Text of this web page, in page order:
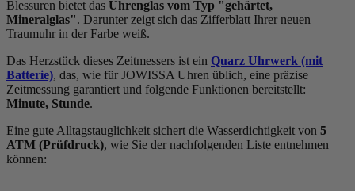
Blessuren bietet das Uhrenglas vom Typ "gehärtet,
Mineralglas". Darunter zeigt sich das Zifferblatt Ihrer neuen
Traumuhr in der Farbe weiß.
Das Herzstück dieses Zeitmessers ist ein Quarz Uhrwerk (mit
Batterie), das, wie für JOWISSA Uhren üblich, eine präzise
Zeitmessung garantiert und folgende Funktionen bereitstellt:
Minute, Stunde.
Eine gute Alltagstauglichkeit sichert die Wasserdichtigkeit von 5
ATM (Prüfdruck), wie Sie der nachfolgenden Liste entnehmen
können: